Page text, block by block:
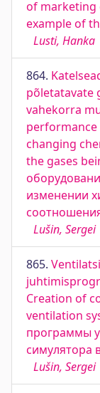
of marketing
example of
Lusti, Hanka
864.
põletatavate
vahekorra
changing
the gases
изменении
Lušin, Sergei
865.
Creation of
ventilation
программы
симулятора
Lušin, Sergei